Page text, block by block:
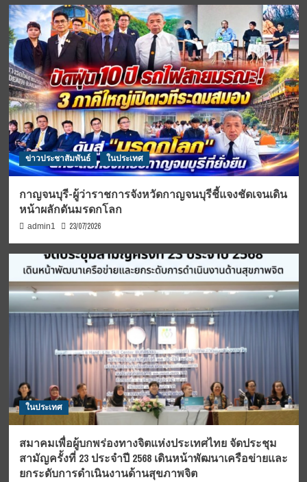
ข่าวประชาสัมพันธ์ ในประเทศ
กาญจนบุรี-ผู้ว่าราชการจังหวัดกาญจนบุรีชี้แจงชัดเจนเดิน
หน้าผลักดันมรดกโลก
admin1 23/07/2026
ในประเทศ
สมาคมเพื่อผู้บกพร่องทางจิตแห่งประเทศไทย จัดประชุม
สามัญครั้งที่ 23 ประจำปี 2568 เดินหน้าพัฒนาเครือข่ายและ
ยกระดับการดำเนินงานด้านสุขภาพจิต